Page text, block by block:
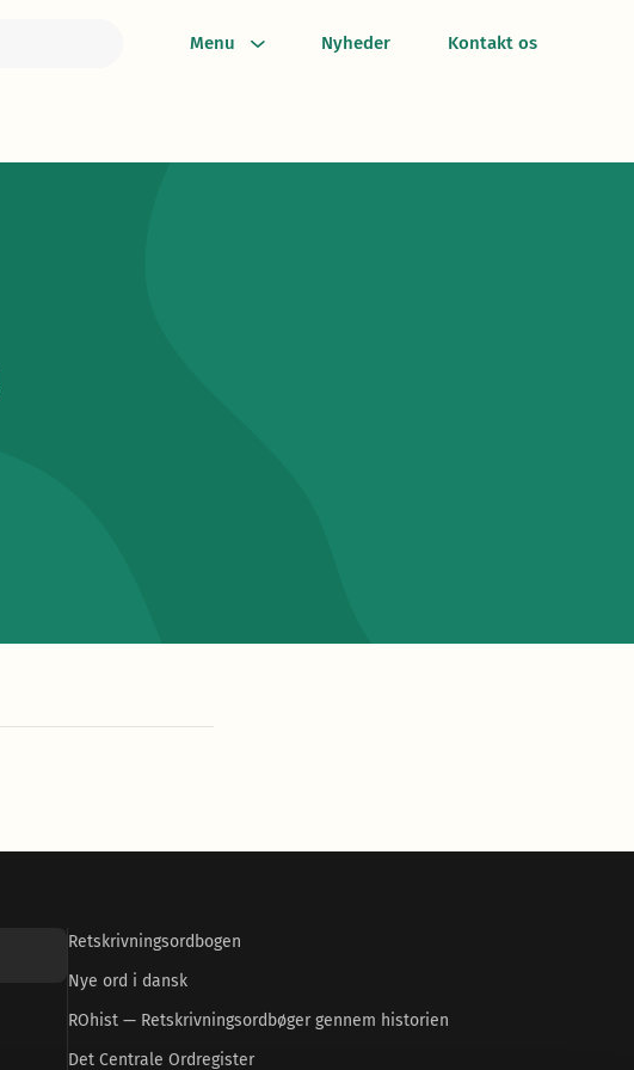
Menu Nyheder Kontakt os
Retskrivningsordbogen
Nye ord i dansk
ROhist — Retskrivningsordbøger gennem historien
Det Centrale Ordregister